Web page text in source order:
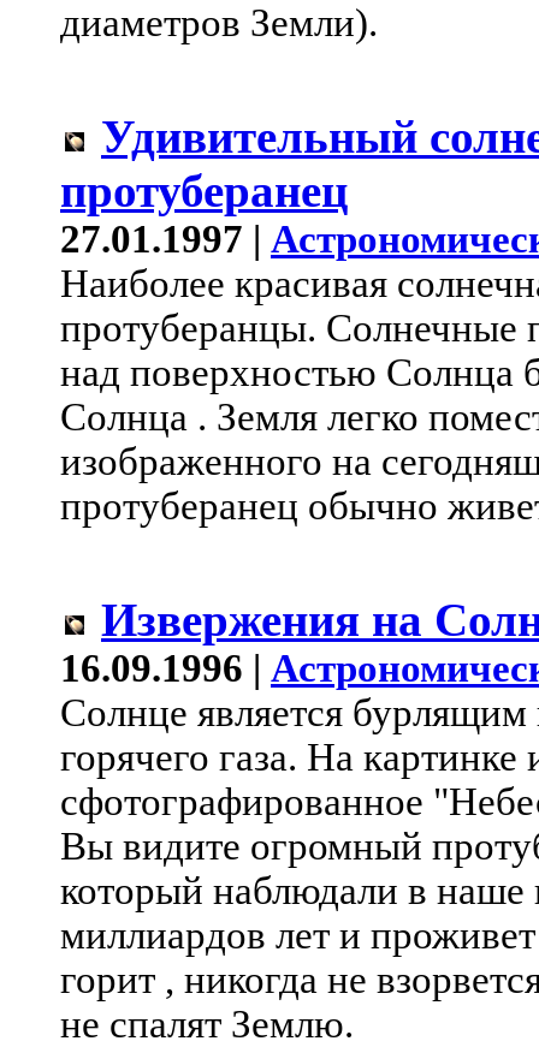
диаметров Земли).
Удивительный
протуберанец
27.01.1997 |
Наиболее красивая
протуберанцы. Солнечные
над поверхностью Солнца
Солнца . Земля легко
изображенного на
протуберанец обычно
Извержения на
16.09.1996 |
Солнце является
горячего газа. На
сфотографированное
Вы видите огромный
который наблюдали в
миллиардов лет и
горит , никогда не
не спалят Землю.